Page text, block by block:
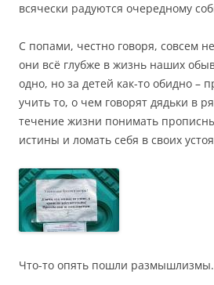
всячески радуются очередному
С попами, честно говоря, совсем
они всё глубже в жизнь наших
одно, но за детей как-то обидно –
учить то, о чем говорят дядьки в
течение жизни понимать
истины и ломать себя в своих
Что-то опять пошли размышлизмы.